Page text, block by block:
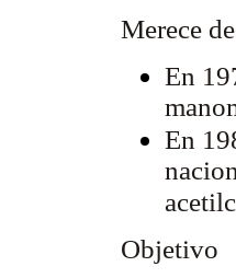
Merece
En
En
Objetivo